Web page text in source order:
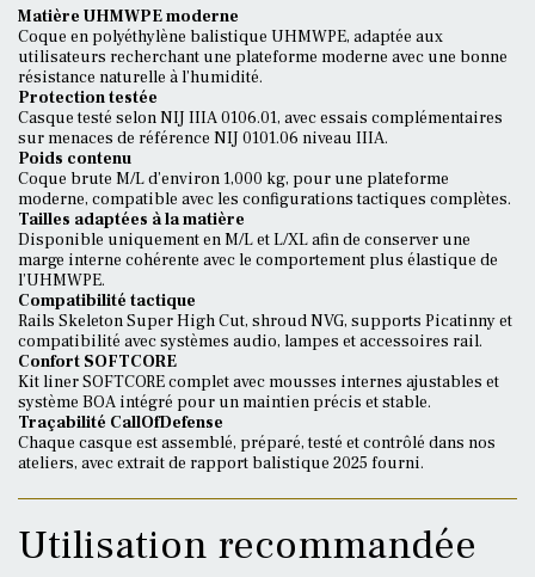
Matière UHMWPE moderne
Coque en polyéthylène balistique UHMWPE, adaptée aux
utilisateurs recherchant une plateforme moderne avec une bonne
résistance naturelle à l’humidité.
Protection testée
Casque testé selon NIJ IIIA 0106.01, avec essais complémentaires
sur menaces de référence NIJ 0101.06 niveau IIIA.
Poids contenu
Coque brute M/L d’environ 1,000 kg, pour une plateforme
moderne, compatible avec les configurations tactiques complètes.
Tailles adaptées à la matière
Disponible uniquement en M/L et L/XL afin de conserver une
marge interne cohérente avec le comportement plus élastique de
l’UHMWPE.
Compatibilité tactique
Rails Skeleton Super High Cut, shroud NVG, supports Picatinny et
compatibilité avec systèmes audio, lampes et accessoires rail.
Confort SOFTCORE
Kit liner SOFTCORE complet avec mousses internes ajustables et
système BOA intégré pour un maintien précis et stable.
Traçabilité CallOfDefense
Chaque casque est assemblé, préparé, testé et contrôlé dans nos
ateliers, avec extrait de rapport balistique 2025 fourni.
Utilisation recommandée